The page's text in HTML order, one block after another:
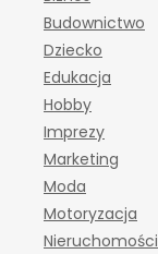
Budownictwo
Dziecko
Edukacja
Hobby
Imprezy
Marketing
Moda
Motoryzacja
Nieruchomości